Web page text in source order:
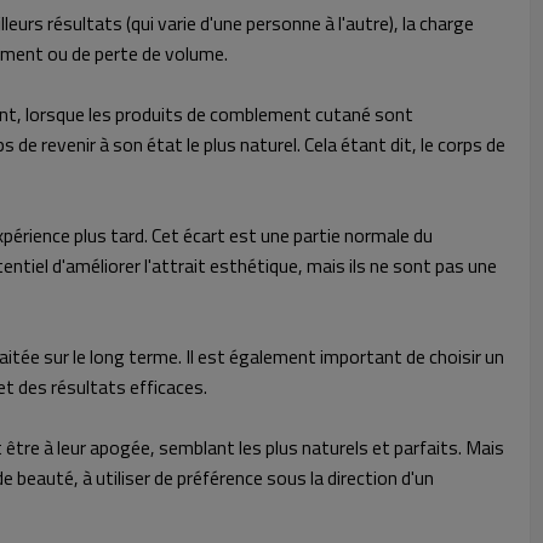
résultats (qui varie d'une personne à l'autre), la charge
ou de perte de volume.
lorsque les produits de comblement cutané sont
revenir à son état le plus naturel. Cela étant dit, le corps de
plus tard. Cet écart est une partie normale du
d'améliorer l'attrait esthétique, mais ils ne sont pas une
sur le long terme. Il est également important de choisir un
des résultats efficaces.
à leur apogée, semblant les plus naturels et parfaits. Mais
à utiliser de préférence sous la direction d'un